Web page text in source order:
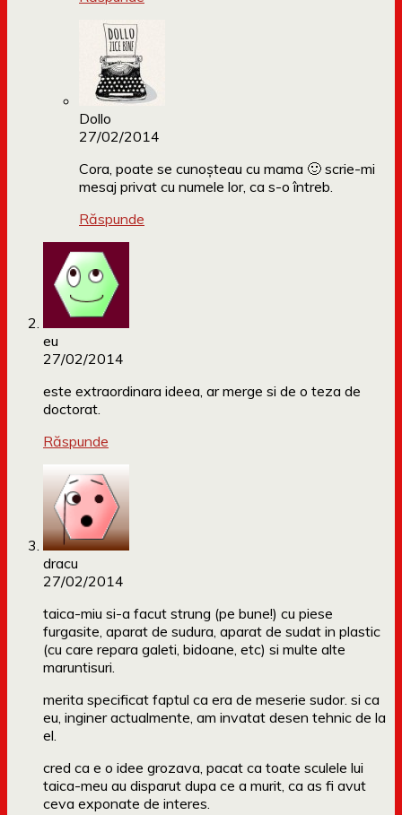
Dollo
27/02/2014
Cora, poate se cunoșteau cu mama 🙂 scrie-mi
mesaj privat cu numele lor, ca s-o întreb.
Răspunde
eu
27/02/2014
este extraordinara ideea, ar merge si de o teza de
doctorat.
Răspunde
dracu
27/02/2014
taica-miu si-a facut strung (pe bune!) cu piese
furgasite, aparat de sudura, aparat de sudat in plastic
(cu care repara galeti, bidoane, etc) si multe alte
maruntisuri.
merita specificat faptul ca era de meserie sudor. si ca
eu, inginer actualmente, am invatat desen tehnic de la
el.
cred ca e o idee grozava, pacat ca toate sculele lui
taica-meu au disparut dupa ce a murit, ca as fi avut
ceva exponate de interes.